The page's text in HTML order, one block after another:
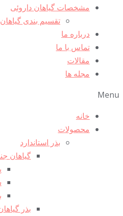
مشخصات گیاهان داروئی
تقسیم بندی
درباره ما
تماس با ما
مقالات
مجله ها
Menu
خانه
محصولات
بذر استاندارد
گیاهان
بذر